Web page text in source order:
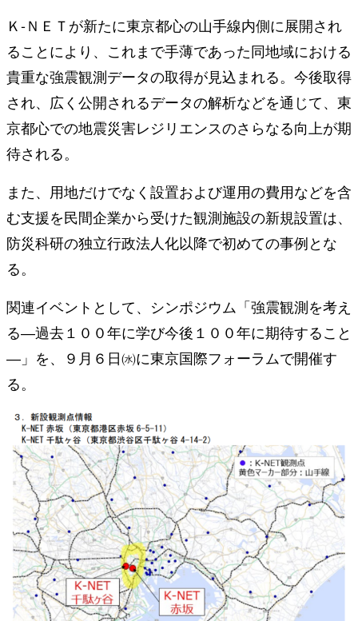
Ｋ‐ＮＥＴが新たに東京都心の山手線内側に展開され
ることにより、これまで手薄であった同地域における
貴重な強震観測データの取得が見込まれる。今後取得
され、広く公開されるデータの解析などを通じて、東
京都心での地震災害レジリエンスのさらなる向上が期
待される。
また、用地だけでなく設置および運用の費用などを含
む支援を民間企業から受けた観測施設の新規設置は、
防災科研の独立行政法人化以降で初めての事例とな
る。
関連イベントとして、シンポジウム「強震観測を考え
る―過去１００年に学び今後１００年に期待すること
―」を、９月６日㈬に東京国際フォーラムで開催す
る。